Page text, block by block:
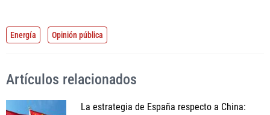
Energía Opinión pública
Artículos relacionados
La estrategia de España respecto a China: